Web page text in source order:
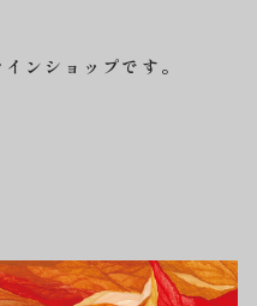
ンショップです。